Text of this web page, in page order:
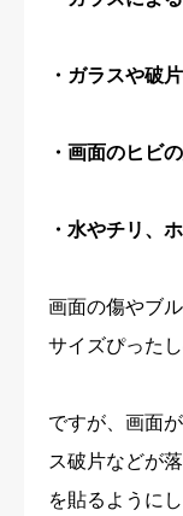
・ガラスや破
・画面のヒビ
・水やチリ、
画面の傷やブ
サイズぴった
ですが、画面
ス破片などが
を貼るように